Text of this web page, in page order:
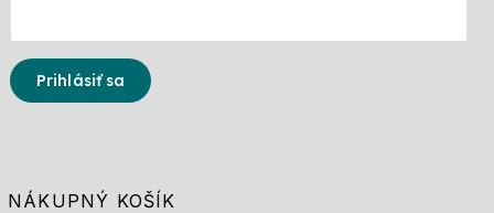
Prihlásiť sa
NÁKUPNÝ KOŠÍK